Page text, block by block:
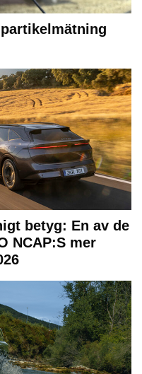
betyg: En av de
NCAP:S mer